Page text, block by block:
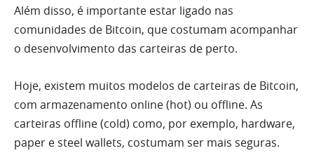
Além disso, é importante estar ligado nas
comunidades de Bitcoin, que costumam acompanhar
o desenvolvimento das carteiras de perto.
Hoje, existem muitos modelos de carteiras de Bitcoin,
com armazenamento online (hot) ou offline. As
carteiras offline (cold) como, por exemplo, hardware,
paper e steel wallets, costumam ser mais seguras.